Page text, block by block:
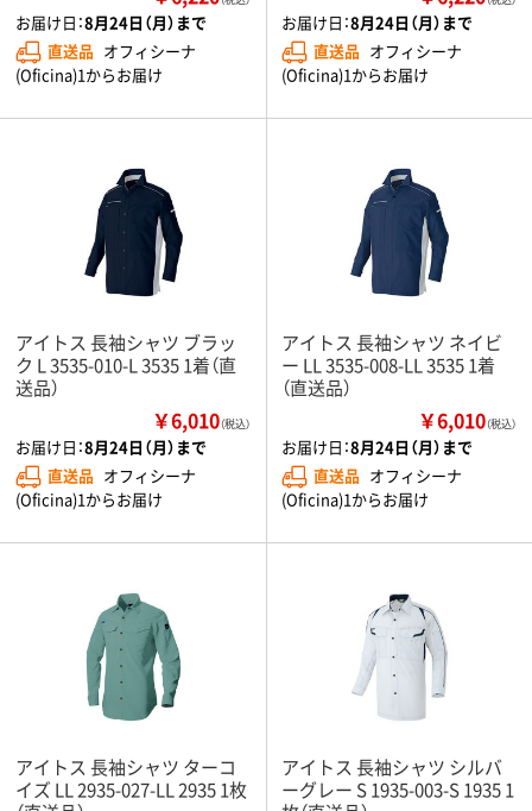
お届け日：8月24日（月）まで
直送品 オフィシーナ
(Oficina)1からお届け
お届け日：8月24日（月）まで
直送品 オフィシーナ
(Oficina)1からお届け
アイトス 長袖シャツ ブラッ
ク L 3535-010-L 3535 1着（直
送品）
￥6,010（税込）
お届け日：8月24日（月）まで
直送品 オフィシーナ
(Oficina)1からお届け
アイトス 長袖シャツ ネイビ
ー LL 3535-008-LL 3535 1着
（直送品）
￥6,010（税込）
お届け日：8月24日（月）まで
直送品 オフィシーナ
(Oficina)1からお届け
アイトス 長袖シャツ ターコ
イズ LL 2935-027-LL 2935 1枚
アイトス 長袖シャツ シルバ
ーグレー S 1935-003-S 1935 1